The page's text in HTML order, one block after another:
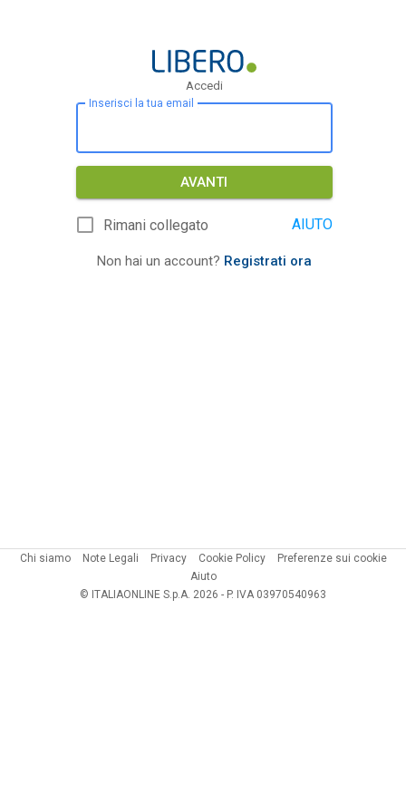
Accedi
Inserisci la tua email
AVANTI
Rimani collegato AIUTO
Non hai un account? Registrati ora
Chi siamo Note Legali Privacy Cookie Policy
Preferenze sui cookie
Aiuto
© ITALIAONLINE S.p.A. 2026 - P. IVA 03970540963